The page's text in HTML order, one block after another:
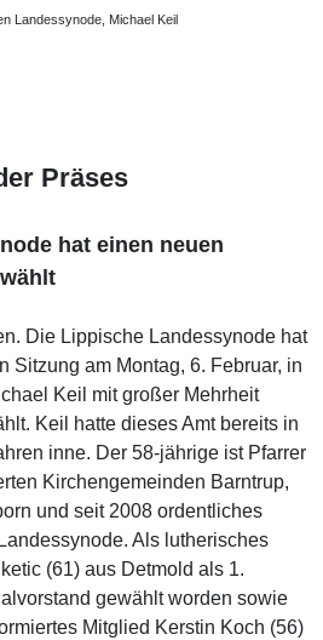
Landessynode, Michael Keil
Präses
hat einen neuen
Die Lippische Landessynode hat
Sitzung am Montag, 6. Februar, in
Keil mit großer Mehrheit
Keil hatte dieses Amt bereits in
inne. Der 58-jährige ist Pfarrer
Kirchengemeinden Barntrup,
und seit 2008 ordentliches
Als lutherisches
(61) aus Detmold als 1.
gewählt worden sowie
Mitglied Kerstin Koch (56)